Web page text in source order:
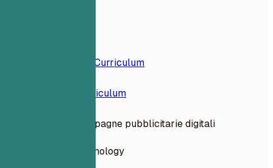
Costruttore di Curriculum
Esempi di Curriculum
Direttrice campagne pubblicitarie digitali
information-technology